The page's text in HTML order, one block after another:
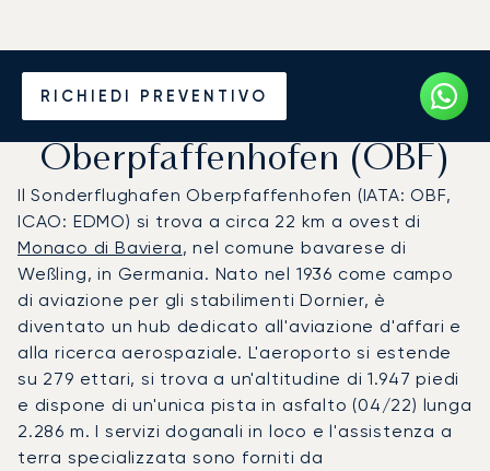
RICHIEDI PREVENTIVO
Noleggio jet privato per
l'Aeroporto di
Oberpfaffenhofen (OBF)
Il Sonderflughafen Oberpfaffenhofen (IATA: OBF,
ICAO: EDMO) si trova a circa 22 km a ovest di
Monaco di Baviera, nel comune bavarese di
Weßling, in Germania. Nato nel 1936 come campo
di aviazione per gli stabilimenti Dornier, è
diventato un hub dedicato all'aviazione d'affari e
alla ricerca aerospaziale. L'aeroporto si estende
su 279 ettari, si trova a un'altitudine di 1.947 piedi
e dispone di un'unica pista in asfalto (04/22) lunga
2.286 m. I servizi doganali in loco e l'assistenza a
terra specializzata sono forniti da